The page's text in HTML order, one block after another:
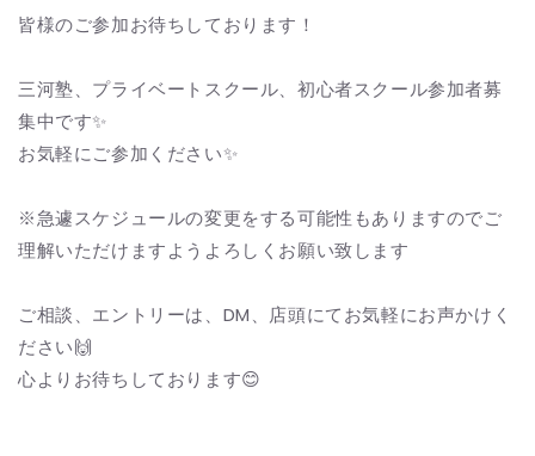
皆様のご参加お待ちしております！
三河塾、プライベートスクール、初心者スクール参加者募
集中です✨
お気軽にご参加ください✨
※急遽スケジュールの変更をする可能性もありますのでご
理解いただけますようよろしくお願い致します
ご相談、エントリーは、DM、店頭にてお気軽にお声かけく
ださい🙌
心よりお待ちしております😊